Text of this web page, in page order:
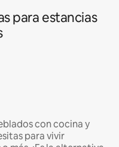
para estancias
con cocina y
para vivir